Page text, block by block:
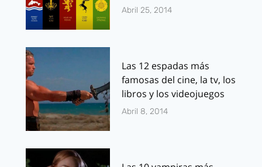
Abril 25, 2014
Las 12 espadas más
famosas del cine, la tv, los
libros y los videojuegos
Abril 8, 2014